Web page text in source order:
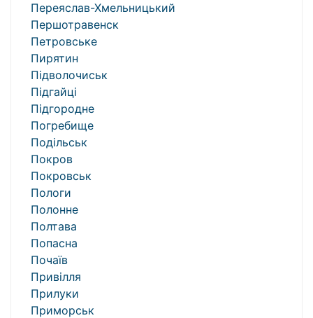
Переяслав-Хмельницький
Першотравенск
Петровське
Пирятин
Підволочиськ
Підгайці
Підгородне
Погребище
Подільськ
Покров
Покровськ
Пологи
Полонне
Полтава
Попасна
Почаїв
Привілля
Прилуки
Приморськ